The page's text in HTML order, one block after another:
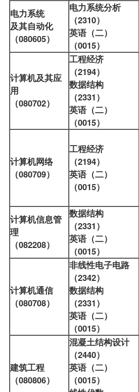
电力系统
及其自动化
（080605）
电力系统分析
（2310）
英语（二）
（0015）
计算机及其应
用
（080702）
工程经济
（2194）
数据结构
（2331）
英语（二）
（0015）
计算机网络
（080709）
工程经济
（2194）
英语（二）
（0015）
计算机信息管
理
（082208）
数据结构
（2331）
英语（二）
（0015）
计算机通信
（080708）
非线性电子电路
（2342）
数据结构
（2331）
英语（二）
（0015）
建筑工程
（080806）
混凝土结构设计
（2440）
英语（二）
（0015）